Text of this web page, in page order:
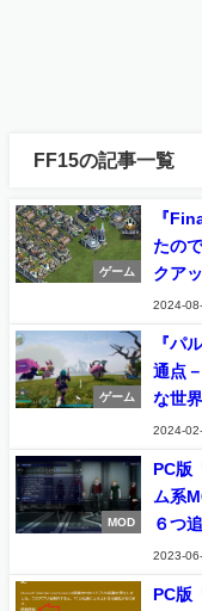
FF15の記事一覧
ゲーム
『
たの
クア
2024-
ゲーム
『パ
通点
な世
2024-
MOD
PC版
ム系
６つ
2023-
PC版